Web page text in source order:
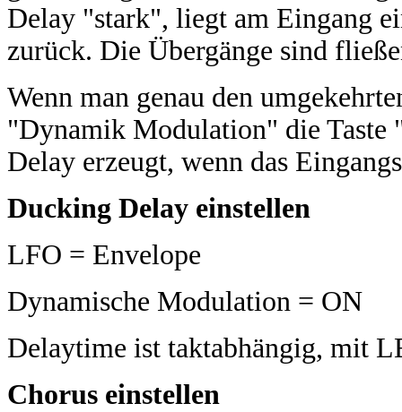
Delay "stark", liegt am Eingang
zurück. Die Übergänge sind
Wenn man genau den
"Dynamik Modulation" die Taste
Delay erzeugt, wenn das
Ducking Delay einstellen
LFO = Envelope
Dynamische Modulation = ON
Delaytime ist taktabhängig, mit
Chorus einstellen